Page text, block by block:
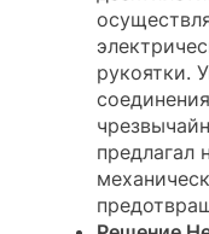
рукоятки.
предлагал